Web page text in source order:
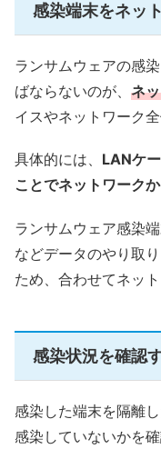
感染端末をネッ
ランサムウェアの感
ばならないのが、 ネ
イスやネットワーク
具体的には、 LANケ
ことでネットワーク
ランサムウェア感染
などデータのやり取
ため、合わせてネッ
感染状況を確認
感染した端末を隔離
感染していないかを確